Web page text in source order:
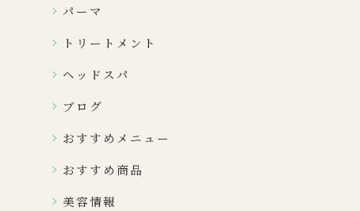
パーマ
トリートメント
ヘッドスパ
ブログ
おすすめメニュー
おすすめ商品
美容情報